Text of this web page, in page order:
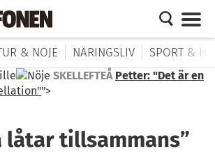
& NÖJE NÄRINGSLIV SPORT &
SKELLEFTEÅ Petter: "Det är en
">
låtar tillsammans”